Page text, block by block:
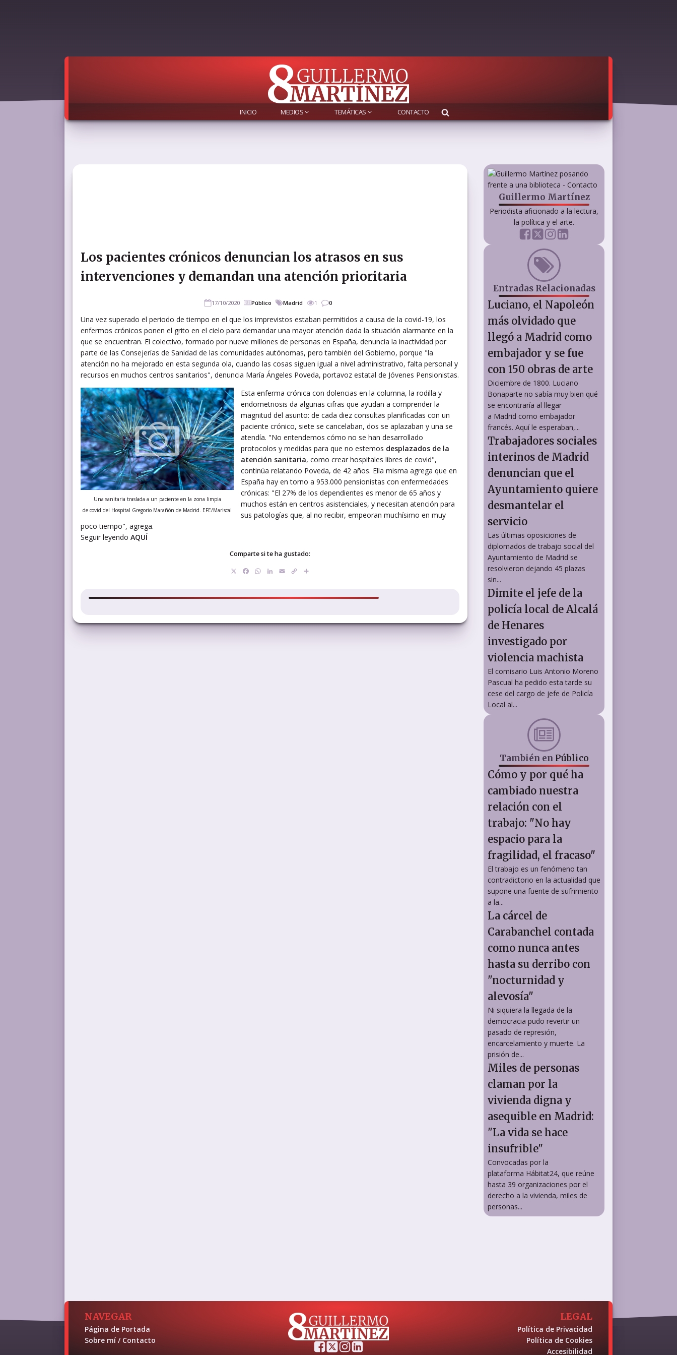
INICIO MEDIOS TEMÁTICAS CONTACTO
Los pacientes crónicos denuncian los atrasos en sus
intervenciones y demandan una atención prioritaria
17/10/2020 Público Madrid 1 0
Una vez superado el periodo de tiempo en el que los imprevistos estaban permitidos a causa de la covid-19, los
enfermos crónicos ponen el grito en el cielo para demandar una mayor atención dada la situación alarmante en la
que se encuentran. El colectivo, formado por nueve millones de personas en España, denuncia la inactividad por
parte de las Consejerías de Sanidad de las comunidades autónomas, pero también del Gobierno, porque "la
atención no ha mejorado en esta segunda ola, cuando las cosas siguen igual a nivel administrativo, falta personal y
recursos en muchos centros sanitarios", denuncia María Ángeles Poveda, portavoz estatal de Jóvenes Pensionistas.
Una sanitaria traslada a un paciente en la zona limpia
de covid del Hospital Gregorio Marañón de Madrid. EFE/Mariscal
Esta enferma crónica con dolencias en la columna, la rodilla y
endometriosis da algunas cifras que ayudan a comprender la
magnitud del asunto: de cada diez consultas planificadas con un
paciente crónico, siete se cancelaban, dos se aplazaban y una se
atendía. "No entendemos cómo no se han desarrollado
protocolos y medidas para que no estemos desplazados de la
atención sanitaria, como crear hospitales libres de covid",
continúa relatando Poveda, de 42 años. Ella misma agrega que en
España hay en torno a 953.000 pensionistas con enfermedades
crónicas: "El 27% de los dependientes es menor de 65 años y
muchos están en centros asistenciales, y necesitan atención para
sus patologías que, al no recibir, empeoran muchísimo en muy
poco tiempo", agrega.
Seguir leyendo AQUÍ
Comparte si te ha gustado:
Facebook
WhatsApp
LinkedIn
EmailCopy
Guillermo Martínez
Periodista aficionado a la lectura,
la política y el arte.
Entradas Relacionadas
Luciano, el Napoleón
más olvidado que
llegó a Madrid como
embajador y se fue
con 150 obras de arte
Diciembre de 1800. Luciano
Bonaparte no sabía muy bien qué
se encontraría al llegar
a Madrid como embajador
francés. Aquí le esperaban,...
Trabajadores sociales
interinos de Madrid
denuncian que el
Ayuntamiento quiere
desmantelar el
servicio
Las últimas oposiciones de
diplomados de trabajo social del
Ayuntamiento de Madrid se
resolvieron dejando 45 plazas
sin...
Dimite el jefe de la
policía local de Alcalá
de Henares
investigado por
violencia machista
El comisario Luis Antonio Moreno
Pascual ha pedido esta tarde su
cese del cargo de jefe de Policía
Local al...
También en Público
Cómo y por qué ha
cambiado nuestra
relación con el
trabajo: "No hay
espacio para la
fragilidad, el fracaso"
El trabajo es un fenómeno tan
contradictorio en la actualidad que
supone una fuente de sufrimiento
a la...
La cárcel de
Carabanchel contada
como nunca antes
hasta su derribo con
"nocturnidad y
alevosía"
Ni siquiera la llegada de la
democracia pudo revertir un
pasado de represión,
encarcelamiento y muerte. La
prisión de...
Miles de personas
claman por la
vivienda digna y
asequible en Madrid:
"La vida se hace
insufrible"
Convocadas por la
plataforma Hábitat24, que reúne
hasta 39 organizaciones por el
derecho a la vivienda, miles de
personas...
NAVEGAR
Página de Portada
Sobre mí / Contacto
LEGAL
Política de Privacidad
Política de Cookies
Accesibilidad